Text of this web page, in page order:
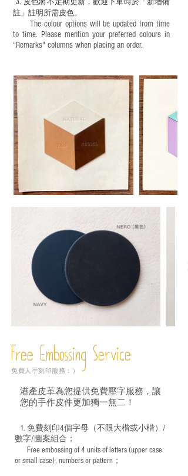
皮色將不定期更新，歡迎下單時於「新增備
註」註明 所需皮色。
The colour options will be updated from time
to time. Please mention your preferred colours in
“Remarks" columns when placing an order.
Free Embossing Service
免費人手刻印服務：）
港產皮革為您提供免費壓字服務，讓
您的手作皮件更加獨一無二！
1. 免費刻印4個字母（不限大楷或小楷）/
數字/圖案組合；
Free embossing of 4 units of letters (upper case
or small case), numbers or pattern；